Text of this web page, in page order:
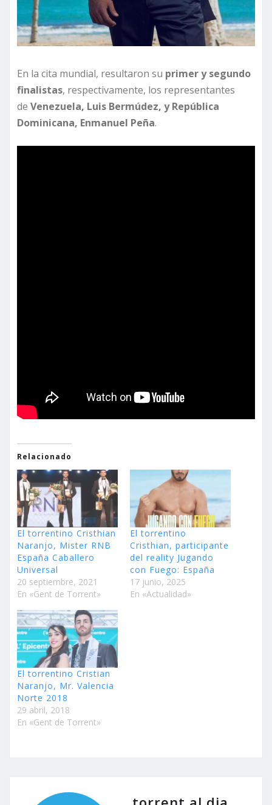
En la cita mundial, resultaron su primer y segundo
finalistas, respectivamente, los representantes
de Venezuela, Luis Bermúdez, y República
Dominicana, Enmanuel Peña.
Relacionado
El torrentino Cristhian
Naranjo, Mister RNB
España Caballero
Universal
20 septiembre, 2021
En «Gent de Torrent»
El torrentino
Cristhian, participante
del reality Jugando
con Fuego: España
17 junio, 2025
En «Actualidad»
El torrentino Cristian
Naranjo, Mr. Valencia
Norte 2018
29 abril, 2018
En «Gent de Torrent»